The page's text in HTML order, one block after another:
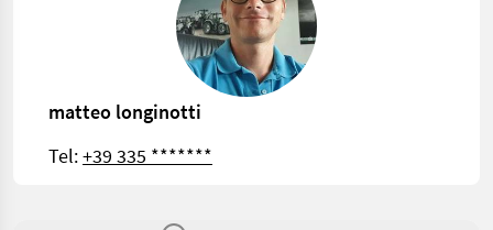
matteo longinotti
Tel:+39 335 *******